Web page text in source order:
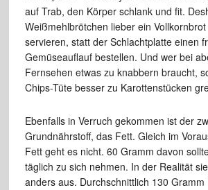
auf Trab, den Körper schlank und fit.
Weißmehlbrötchen lieber ein
servieren, statt der Schlachtplatte einen
Gemüseauflauf bestellen. Und wer bei
Fernsehen etwas zu knabbern braucht,
Chips-Tüte besser zu Karottenstücken
Ebenfalls in Verruch gekommen ist der
Grundnährstoff, das Fett. Gleich im
Fett geht es nicht. 60 Gramm davon
täglich zu sich nehmen. In der Realität
anders aus. Durchschnittlich 130 Gramm